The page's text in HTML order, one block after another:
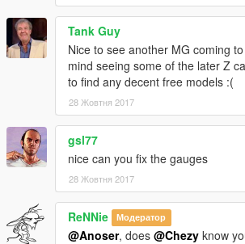
Tank Guy
Nice to see another MG coming
mind seeing some of the later Z
to find any decent free models :(
28 Жовтня 2017
gsl77
nice can you fix the gauges
28 Жовтня 2017
ReNNie Модератор
@Anoser, does @Chezy know